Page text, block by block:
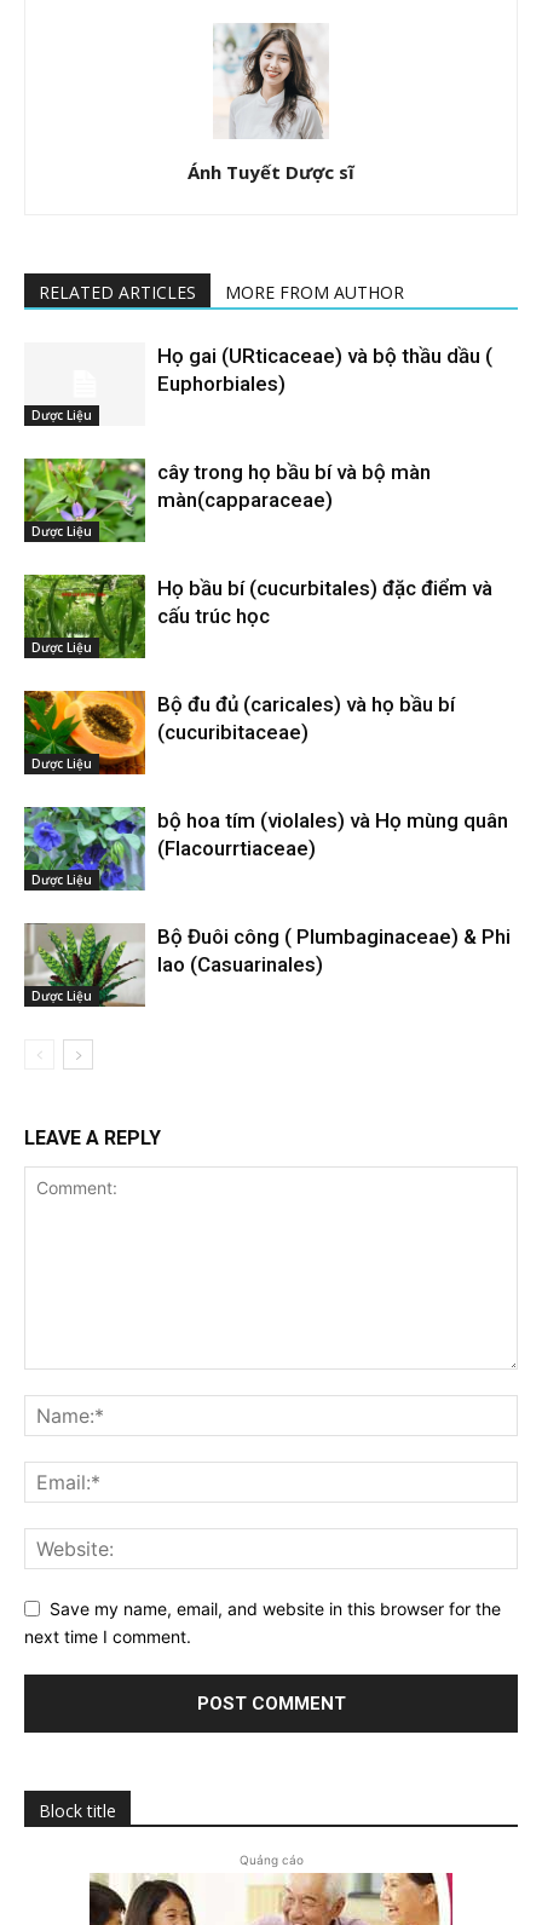
Ánh Tuyết Dược sĩ
RELATED ARTICLES MORE FROM AUTHOR
Dược Liệu
Họ gai (URticaceae) và bộ thầu dầu (
Euphorbiales)
Dược Liệu
cây trong họ bầu bí và bộ màn
màn(capparaceae)
Dược Liệu
Họ bầu bí (cucurbitales) đặc điểm và
cấu trúc học
Dược Liệu
Bộ đu đủ (caricales) và họ bầu bí
(cucuribitaceae)
Dược Liệu
bộ hoa tím (violales) và Họ mùng quân
(Flacourrtiaceae)
Dược Liệu
Bộ Đuôi công ( Plumbaginaceae) & Phi
lao (Casuarinales)
LEAVE A REPLY
Save my name, email, and website in this browser for the
next time I comment.
Block title
Quảng cáo